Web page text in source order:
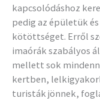
kapcsolódáshoz
pedig az épületük
kötöttséget. Erről
imaórák szabályos
mellett sok
kertben,
turisták jönnek,